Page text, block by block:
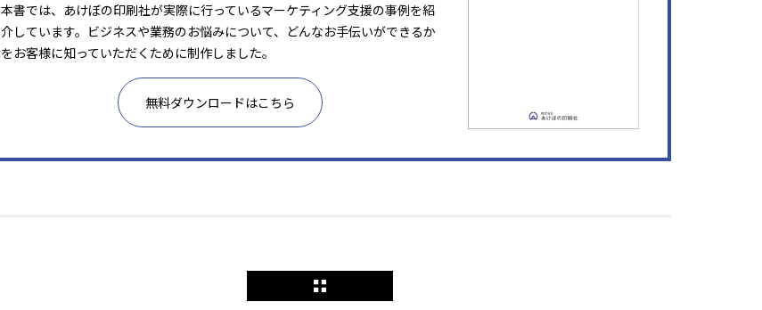
本書では、あけぼの印刷社が実際に行っているマーケティング支援の事例を紹
介しています。ビジネスや業務のお悩みについて、どんなお手伝いができるか
をお客様に知っていただくために制作しました。
無料ダウンロードはこちら